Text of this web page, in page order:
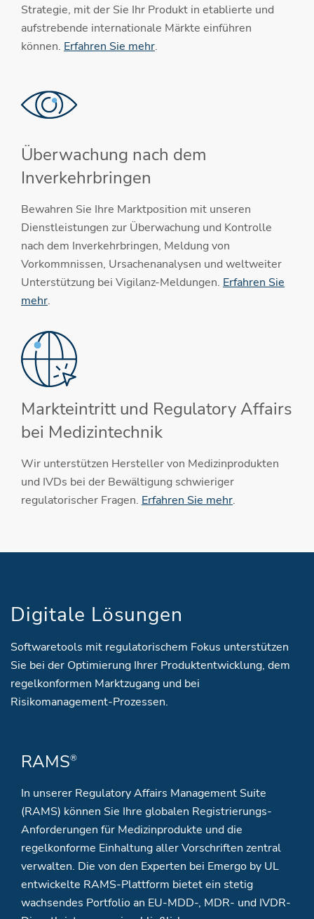
Strategie, mit der Sie Ihr Produkt in etablierte und
aufstrebende internationale Märkte einführen
können. Erfahren Sie mehr.
Überwachung nach dem
Inverkehrbringen
Bewahren Sie Ihre Marktposition mit unseren
Dienstleistungen zur Überwachung und Kontrolle
nach dem Inverkehrbringen, Meldung von
Vorkommnissen, Ursachenanalysen und weltweiter
Unterstützung bei Vigilanz-Meldungen. Erfahren Sie
mehr.
Markteintritt und Regulatory Affairs
bei Medizintechnik
Wir unterstützen Hersteller von Medizinprodukten
und IVDs bei der Bewältigung schwieriger
regulatorischer Fragen. Erfahren Sie mehr.
Digitale Lösungen
Softwaretools mit regulatorischem Fokus unterstützen
Sie bei der Optimierung Ihrer Produktentwicklung, dem
regelkonformen Marktzugang und bei
Risikomanagement-Prozessen.
RAMS®
In unserer Regulatory Affairs Management Suite
(RAMS) können Sie Ihre globalen Registrierungs-
Anforderungen für Medizinprodukte und die
regelkonforme Einhaltung aller Vorschriften zentral
verwalten. Die von den Experten bei Emergo by UL
entwickelte RAMS-Plattform bietet ein stetig
wachsendes Portfolio an EU-MDD-, MDR- und IVDR-